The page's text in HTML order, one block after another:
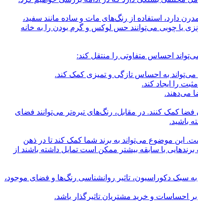
دارد، استفاده از رنگ‌های مات و ساده مانند سفید،
یا چوبی می‌توانند حس لوکس و گرم بودن را به خانه
احساس متفاوتی را منتقل کند:
به احساس تازگی و تمیزی کمک کند.
را ایجاد کند.
می‌دهند.
کمک کنند. در مقابل، رنگ‌های تیره‌تر می‌توانند فضای
باشید.
این موضوع می‌تواند به برند شما کمک کند تا در ذهن
با سابقه بیشتر ممکن است تمایل داشته باشند از
سبک دکوراسیون، تاثیر روانشناسی رنگ‌ها و فضای موجود،
احساسات و خرید مشتریان تاثیرگذار باشد.